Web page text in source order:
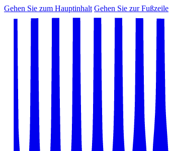
Gehen Sie zum Hauptinhalt Gehen Sie zur Fußzeile